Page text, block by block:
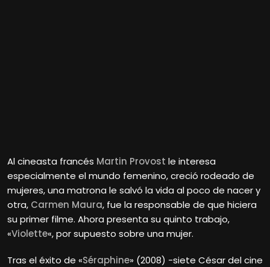
Al cineasta francés Martin Provost le interesa
especialmente el mundo femenino, creció rodeado de
mujeres, una matrona le salvó la vida al poco de nacer y
otra, Carmen Maura, fue la responsable de que hiciera
su primer filme. Ahora presenta su quinto trabajo,
«Violette«, por supuesto sobre una mujer.
Tras el éxito de «Séraphine» (2008) -siete César del cine